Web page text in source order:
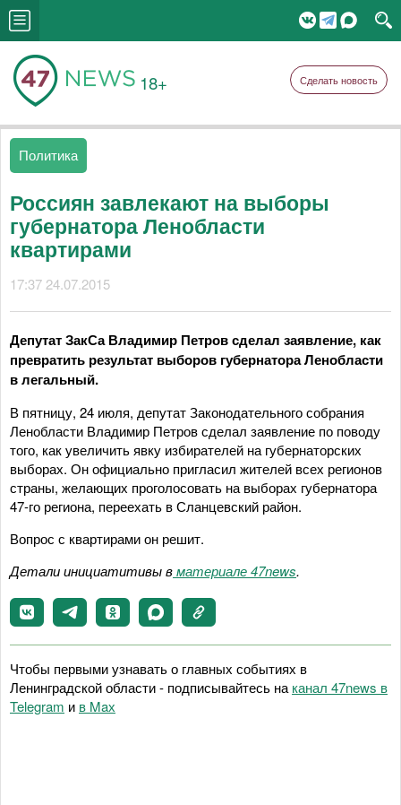
18+ Сделать новость
Политика
Россиян завлекают на выборы
губернатора Ленобласти
квартирами
17:37 24.07.2015
Депутат ЗакСа Владимир Петров сделал заявление, как
превратить результат выборов губернатора Ленобласти
в легальный.
В пятницу, 24 июля, депутат Законодательного собрания
Ленобласти Владимир Петров сделал заявление по поводу
того, как увеличить явку избирателей на губернаторских
выборах. Он официально пригласил жителей всех регионов
страны, желающих проголосовать на выборах губернатора
47-го региона, переехать в Сланцевский район.
Вопрос с квартирами он решит.
Детали инициатитивы вматериале 47news.
Чтобы первыми узнавать о главных событиях в
Ленинградской области - подписывайтесь на канал 47news в
Telegram и в Maх